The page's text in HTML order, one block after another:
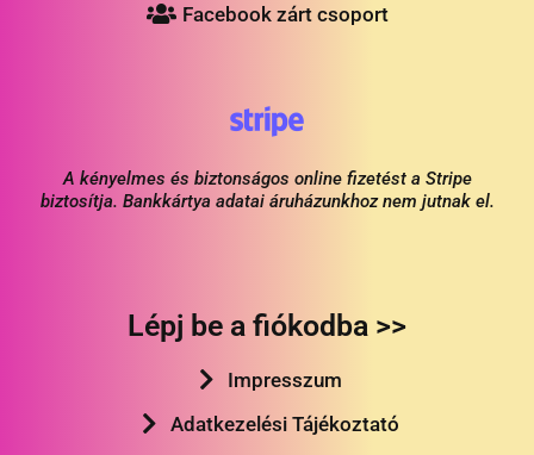
Facebook zárt csoport
A kényelmes és biztonságos online fizetést a Stripe
biztosítja. Bankkártya adatai áruházunkhoz nem jutnak el.
Lépj be a fiókodba >>
Impresszum
Adatkezelési Tájékoztató